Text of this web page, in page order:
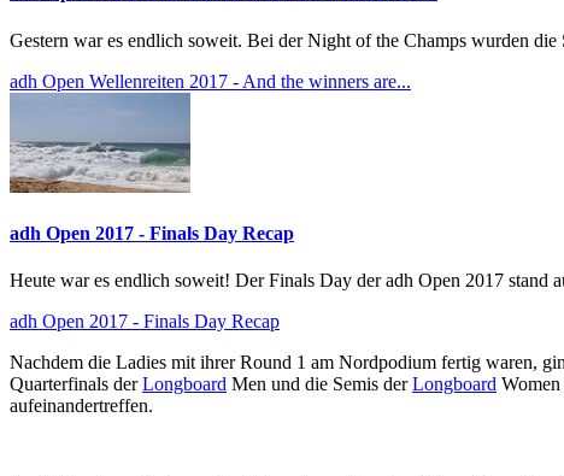
Gestern war es endlich soweit. Bei der Night of the Champs wurden
adh Open Wellenreiten 2017 - And the winners are...
adh Open 2017 - Finals Day Recap
Heute war es endlich soweit! Der Finals Day der adh Open 2017
adh Open 2017 - Finals Day Recap
Nachdem die Ladies mit ihrer Round 1 am Nordpodium fertig waren,
Quarterfinals derLongboard Men und die Semis derLongboard
aufeinandertreffen.